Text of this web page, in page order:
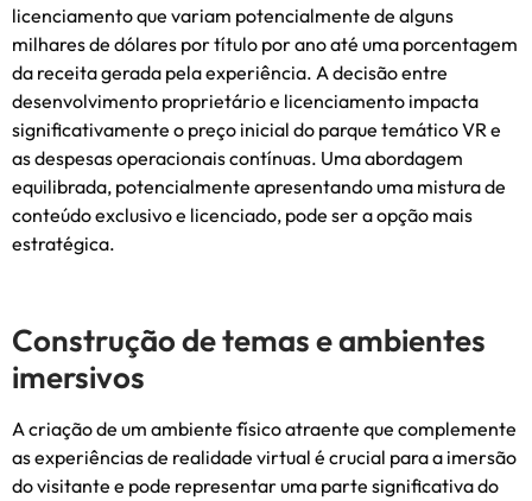
licenciamento que variam potencialmente de alguns
milhares de dólares por título por ano até uma porcentagem
da receita gerada pela experiência. A decisão entre
desenvolvimento proprietário e licenciamento impacta
significativamente o preço inicial do parque temático VR e
as despesas operacionais contínuas. Uma abordagem
equilibrada, potencialmente apresentando uma mistura de
conteúdo exclusivo e licenciado, pode ser a opção mais
estratégica.
Construção de temas e ambientes
imersivos
A criação de um ambiente físico atraente que complemente
as experiências de realidade virtual é crucial para a imersão
do visitante e pode representar uma parte significativa do